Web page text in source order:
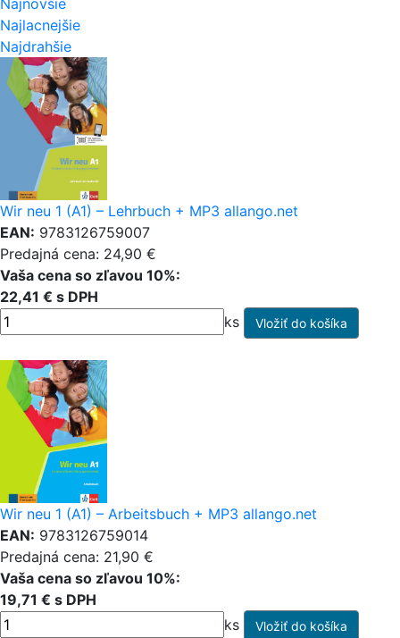
Najnovšie
Najlacnejšie
Najdrahšie
Wir neu 1 (A1) – Lehrbuch + MP3 allango.net
EAN: 9783126759007
Predajná cena: 24,90 €
Vaša cena so zľavou 10%:
22,41 € s DPH
ks
Wir neu 1 (A1) – Arbeitsbuch + MP3 allango.net
EAN: 9783126759014
Predajná cena: 21,90 €
Vaša cena so zľavou 10%:
19,71 € s DPH
ks